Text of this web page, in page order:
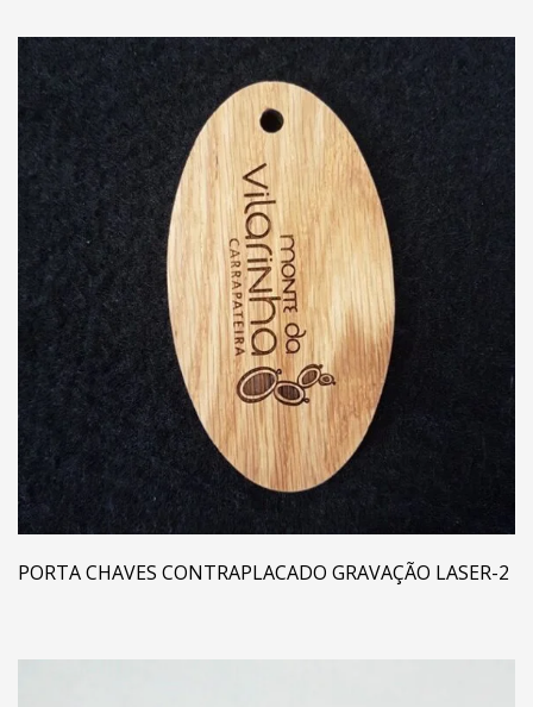
PORTA CHAVES CONTRAPLACADO GRAVAÇÃO LASER-2